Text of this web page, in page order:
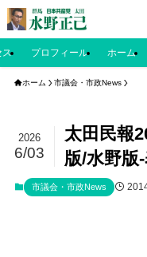
ス プロフィール ホーム
ホーム 市議会・市政News
太田民報
版/水野版
2026
6/03
市議会・市政News